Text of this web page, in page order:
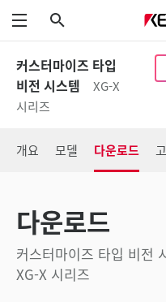
메뉴
커스터마이즈 타입
비전 시스템
XG-X
시리즈
개요 모델 다운로드
다운로드
커스터마이즈 타입 비전
XG-X 시리즈